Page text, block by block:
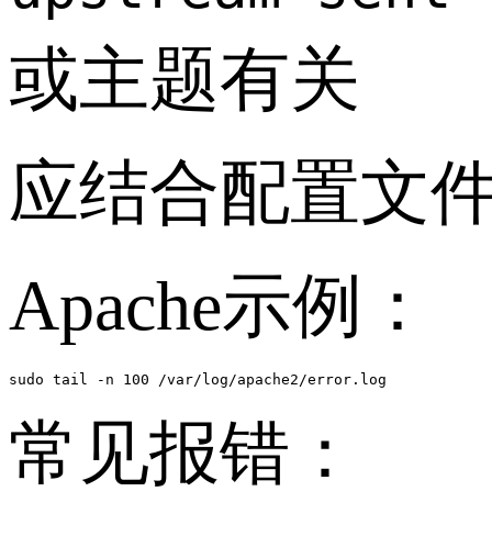
或主题有关
应结合配置文
Apache示例：
sudo tail -n 100 /var/log/apache2/error.log
常见报错：